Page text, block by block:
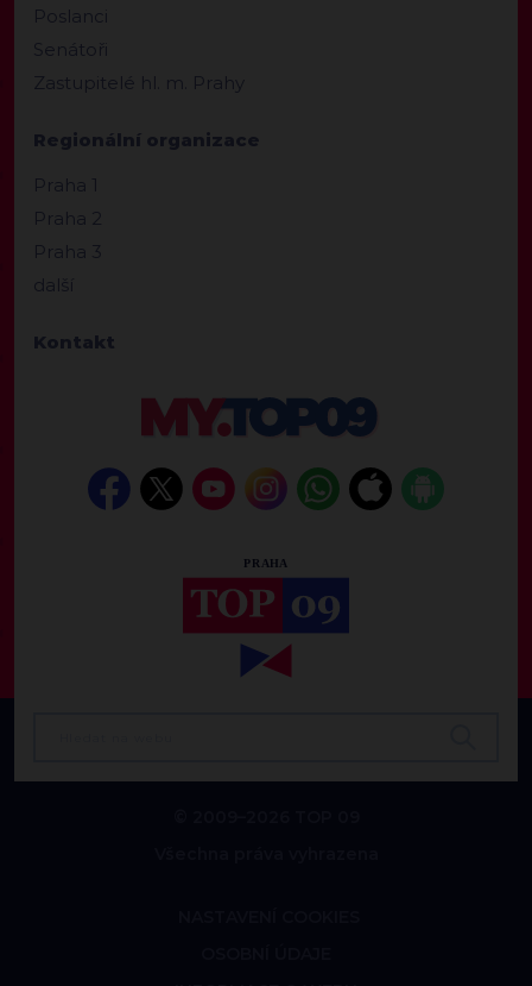
Poslanci
Senátoři
Zastupitelé hl. m. Prahy
Regionální organizace
Praha 1
Praha 2
Praha 3
další
Kontakt